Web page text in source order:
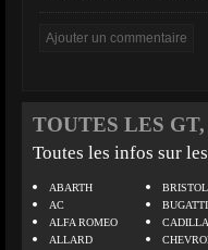
TOUTES LES
Toutes les infos sur
ABARTH
AC
ALFA ROMEO
ALLARD
BRISTOL
BUGATTI